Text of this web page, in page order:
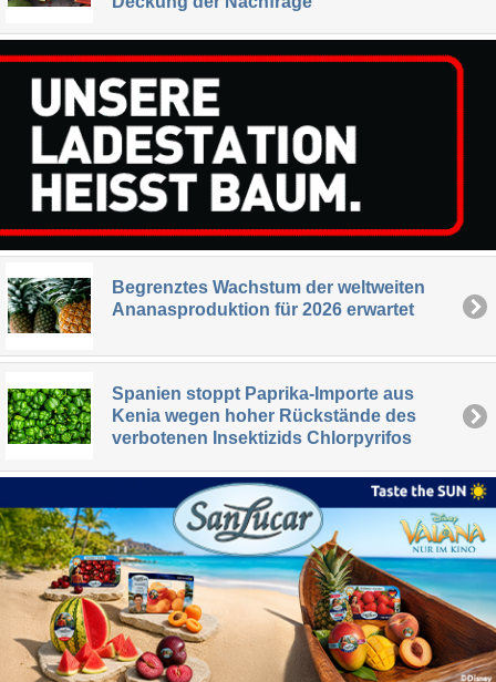
Begrenztes Wachstum der weltweiten
Ananasproduktion für 2026 erwartet
Spanien stoppt Paprika-Importe aus
Kenia wegen hoher Rückstände des
verbotenen Insektizids Chlorpyrifos